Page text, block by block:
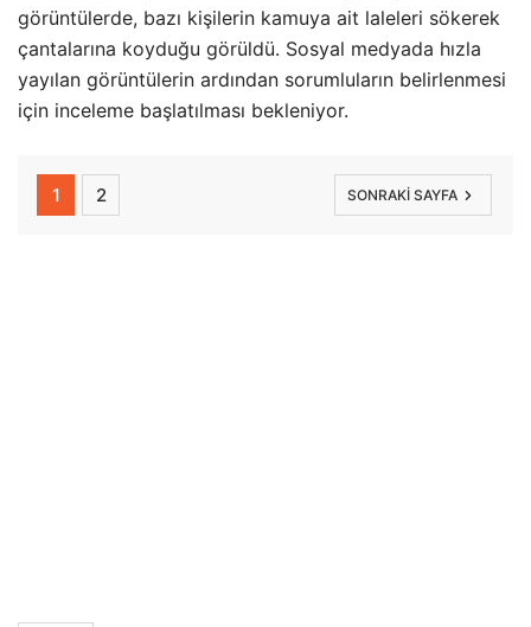
görüntülerde, bazı kişilerin kamuya ait laleleri sökerek
çantalarına koyduğu görüldü. Sosyal medyada hızla
yayılan görüntülerin ardından sorumluların belirlenmesi
için inceleme başlatılması bekleniyor.
1 2 SONRAKI SAYFA